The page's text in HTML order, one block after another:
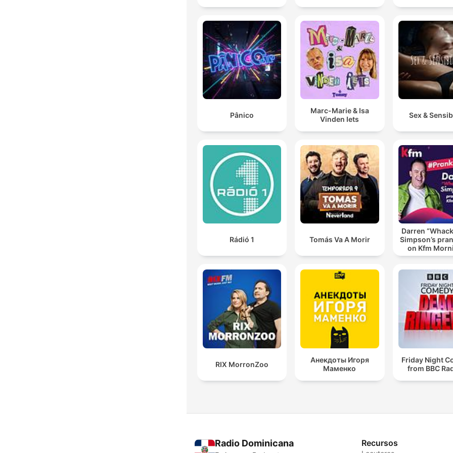
Pânico
Marc-Marie & Isa
Vinden Iets
Sex &
Rádió 1 Tomás Va A Morir
Darren
Simpson’s
on Kfm
RIX MorronZoo
Анекдоты Игоря
Маменко
Friday Night
from BBC
Radio Dominicana Recursos